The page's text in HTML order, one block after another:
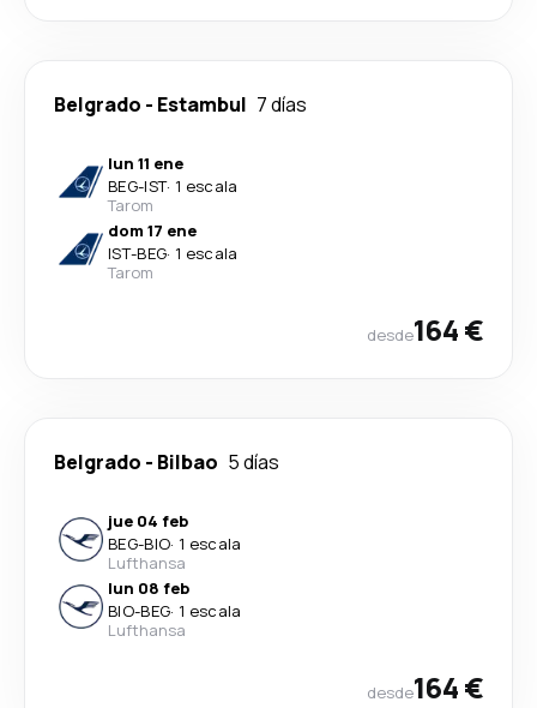
Belgrado - Estambul 7 días
lun 11 ene
BEG-IST· 1 escala
Tarom
dom 17 ene
IST-BEG· 1 escala
Tarom
desde164 €
Belgrado - Bilbao 5 días
jue 04 feb
BEG-BIO· 1 escala
Lufthansa
lun 08 feb
BIO-BEG· 1 escala
Lufthansa
desde164 €